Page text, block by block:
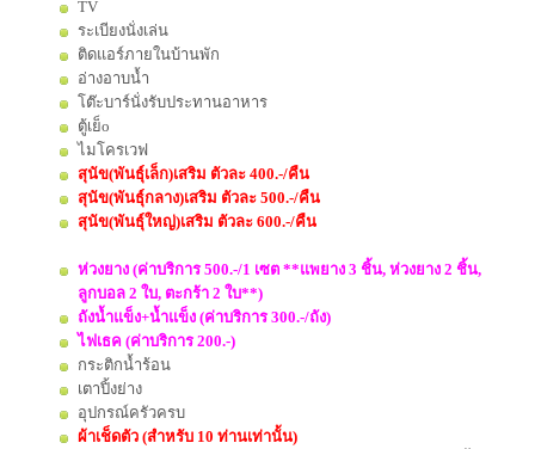
TV
ระเบียงนั่งเล่น
ติดแอร์ภายในบ้านพัก
อ่างอาบน้ำ
โต๊ะบาร์นั่งรับประทานอาหาร
ตู้เย็o
ไมโครเวฟ
สุนัข(พันธุ์เล็ก)เสริม ตัวละ 400.-/คืน
สุนัข(พันธุ์กลาง)เสริม ตัวละ 500.-/คืน
สุนัข(พันธุ์ใหญ่)เสริม ตัวละ 600.-/คืน
ห่วงยาง (ค่าบริการ 500.-/1 เซต **แพยาง 3 ชิ้น, ห่วงยาง 2 ชิ้น,
ลูกบอล 2 ใบ, ตะกร้า 2 ใบ**)
ถังน้ำแข็ง+น้ำแข็ง (ค่าบริการ 300.-/ถัง)
ไฟเธค (ค่าบริการ 200.-)
กระติกน้ำร้อน
เตาปิ้งย่าง
อุปกรณ์ครัวครบ
ผ้าเช็ดตัว (สำหรับ 10 ท่านเท่านั้น)